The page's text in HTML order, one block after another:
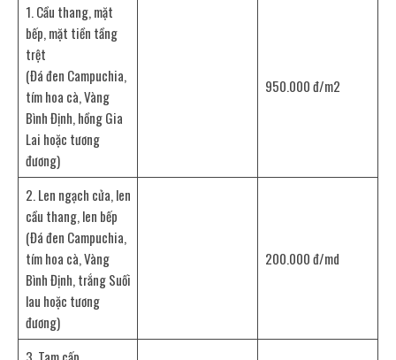
1. Cầu thang, mặt
bếp, mặt tiền tầng
trệt
(Đá đen Campuchia,
tím hoa cà, Vàng
Bình Định, hồng Gia
Lai hoặc tương
đương)
950.000 đ/m2
2. Len ngạch cửa, len
cầu thang, len bếp
(Đá đen Campuchia,
tím hoa cà, Vàng
Bình Định, trắng Suối
lau hoặc tương
đương)
200.000 đ/md